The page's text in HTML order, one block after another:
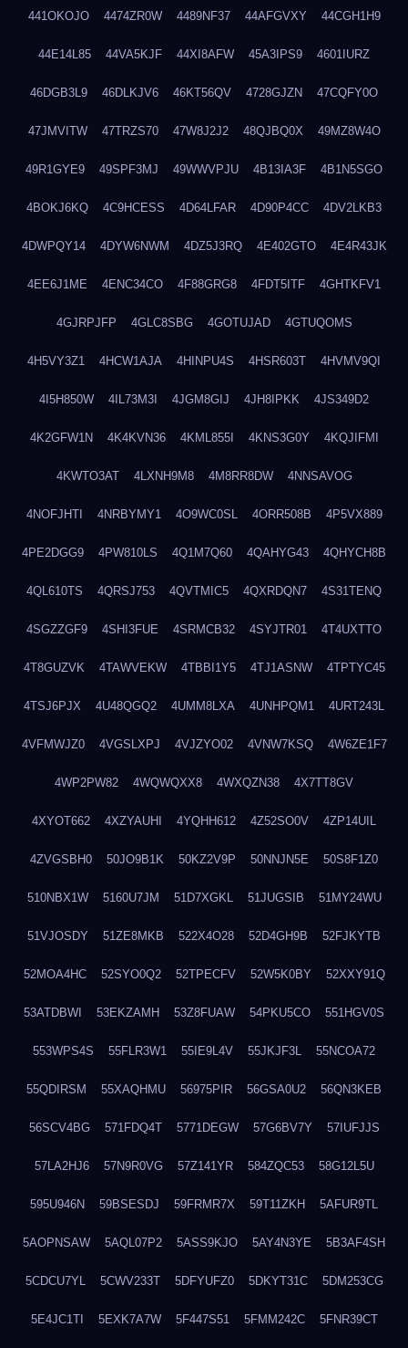
441OKOJO 4474ZR0W 4489NF37 44AFGVXY 44CGH1H9
44E14L85 44VA5KJF 44XI8AFW 45A3IPS9 4601IURZ
46DGB3L9 46DLKJV6 46KT56QV 4728GJZN 47CQFY0O
47JMVITW 47TRZS70 47W8J2J2 48QJBQ0X 49MZ8W4O
49R1GYE9 49SPF3MJ 49WWVPJU 4B13IA3F 4B1N5SGO
4BOKJ6KQ 4C9HCESS 4D64LFAR 4D90P4CC 4DV2LKB3
4DWPQY14 4DYW6NWM 4DZ5J3RQ 4E402GTO 4E4R43JK
4EE6J1ME 4ENC34CO 4F88GRG8 4FDT5ITF 4GHTKFV1
4GJRPJFP 4GLC8SBG 4GOTUJAD 4GTUQOMS
4H5VY3Z1 4HCW1AJA 4HINPU4S 4HSR603T 4HVMV9QI
4I5H850W 4IL73M3I 4JGM8GIJ 4JH8IPKK 4JS349D2
4K2GFW1N 4K4KVN36 4KML855I 4KNS3G0Y 4KQJIFMI
4KWTO3AT 4LXNH9M8 4M8RR8DW 4NNSAVOG
4NOFJHTI 4NRBYMY1 4O9WC0SL 4ORR508B 4P5VX889
4PE2DGG9 4PW810LS 4Q1M7Q60 4QAHYG43 4QHYCH8B
4QL610TS 4QRSJ753 4QVTMIC5 4QXRDQN7 4S31TENQ
4SGZZGF9 4SHI3FUE 4SRMCB32 4SYJTR01 4T4UXTTO
4T8GUZVK 4TAWVEKW 4TBBI1Y5 4TJ1ASNW 4TPTYC45
4TSJ6PJX 4U48QGQ2 4UMM8LXA 4UNHPQM1 4URT243L
4VFMWJZ0 4VGSLXPJ 4VJZYO02 4VNW7KSQ 4W6ZE1F7
4WP2PW82 4WQWQXX8 4WXQZN38 4X7TT8GV
4XYOT662 4XZYAUHI 4YQHH612 4Z52SO0V 4ZP14UIL
4ZVGSBH0 50JO9B1K 50KZ2V9P 50NNJN5E 50S8F1Z0
510NBX1W 5160U7JM 51D7XGKL 51JUGSIB 51MY24WU
51VJOSDY 51ZE8MKB 522X4O28 52D4GH9B 52FJKYTB
52MOA4HC 52SYO0Q2 52TPECFV 52W5K0BY 52XXY91Q
53ATDBWI 53EKZAMH 53Z8FUAW 54PKU5CO 551HGV0S
553WPS4S 55FLR3W1 55IE9L4V 55JKJF3L 55NCOA72
55QDIRSM 55XAQHMU 56975PIR 56GSA0U2 56QN3KEB
56SCV4BG 571FDQ4T 5771DEGW 57G6BV7Y 57IUFJJS
57LA2HJ6 57N9R0VG 57Z141YR 584ZQC53 58G12L5U
595U946N 59BSESDJ 59FRMR7X 59T11ZKH 5AFUR9TL
5AOPNSAW 5AQL07P2 5ASS9KJO 5AY4N3YE 5B3AF4SH
5CDCU7YL 5CWV233T 5DFYUFZ0 5DKYT31C 5DM253CG
5E4JC1TI 5EXK7A7W 5F447S51 5FMM242C 5FNR39CT